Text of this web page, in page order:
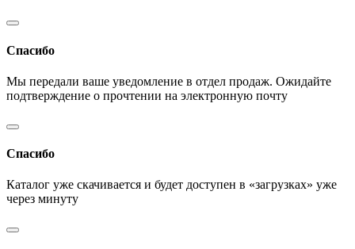
Спасибо
Мы передали ваше уведомление в отдел продаж. Ожидайте
подтверждение о прочтении на электронную почту
Спасибо
Каталог уже скачивается и будет доступен в «загрузках» уже
через минуту